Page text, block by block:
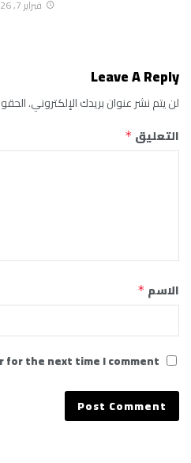
فبراير 7, 2026
Leave A Reply
لن يتم نشر عنوان بريدك الإلكتروني.
التعليق *
الاسم *
for the next time I comment.